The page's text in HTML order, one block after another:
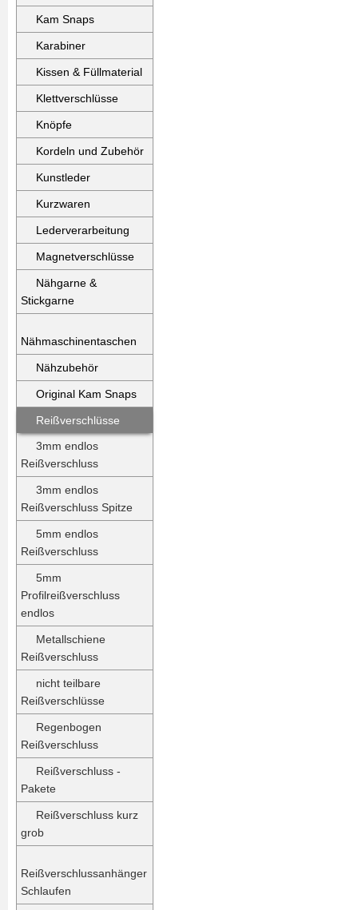
Kam Snaps
Karabiner
Kissen & Füllmaterial
Klettverschlüsse
Knöpfe
Kordeln und Zubehör
Kunstleder
Kurzwaren
Lederverarbeitung
Magnetverschlüsse
Nähgarne &
Stickgarne
Nähmaschinentaschen
Nähzubehör
Original Kam Snaps
Reißverschlüsse
3mm endlos
Reißverschluss
3mm endlos
Reißverschluss Spitze
5mm endlos
Reißverschluss
5mm
Profilreißverschluss
endlos
Metallschiene
Reißverschluss
nicht teilbare
Reißverschlüsse
Regenbogen
Reißverschluss
Reißverschluss -
Pakete
Reißverschluss kurz
grob
Reißverschlussanhänger
Schlaufen